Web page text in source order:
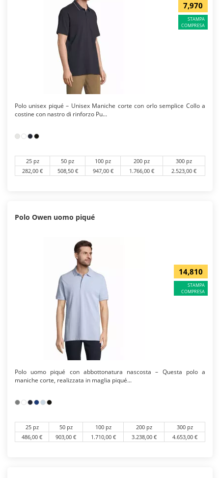
7,970
STAMPA
COMPRESA
Polo unisex piqué – Unisex Maniche corte con orlo semplice Collo a
costine con nastro di rinforzo Pu...
25 pz 50 pz 100 pz 200 pz
300 pz
282,00 €
508,50 € 947,00 € 1.766,00 € 2.523,00 €
Polo Owen uomo piqué
14,810
STAMPA
COMPRESA
Polo uomo piqué con abbottonatura nascosta – Questa polo a
maniche corte, realizzata in maglia piqué...
25 pz 50 pz 100 pz 200 pz
300 pz
486,00 €
903,00 € 1.710,00 € 3.238,00 € 4.653,00 €